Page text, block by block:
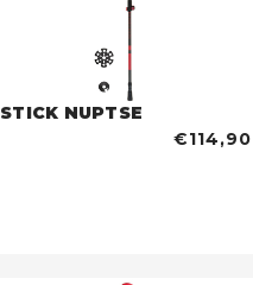
STICK NUPTSE
€114,90